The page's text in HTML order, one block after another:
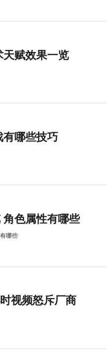
赋效果一览
有哪些技巧
角色属性有哪些
哪些
视频怒斥厂商